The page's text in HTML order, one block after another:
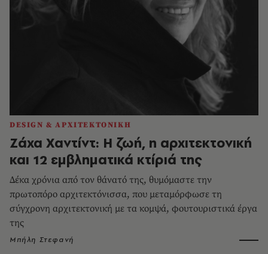
DESIGN & ΑΡΧΙΤΕΚΤΟΝΙΚΗ
Ζάχα Χαντίντ: Η ζωή, η αρχιτεκτονική
και 12 εμβληματικά κτίριά της
Δέκα χρόνια από τον θάνατό της, θυμόμαστε την
πρωτοπόρο αρχιτεκτόνισσα, που μεταμόρφωσε τη
σύγχρονη αρχιτεκτονική με τα κομψά, φουτουριστικά έργα
της
Μπήλη Στεφανή